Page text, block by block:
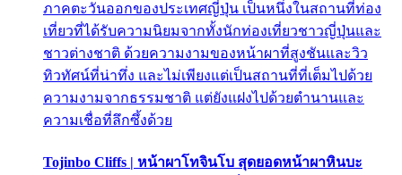
ภาคตะวันออกของประเทศญี่ปุ่น เป็นหนึ่งในสถานที่ท่อง
เที่ยวที่ได้รับความนิยมจากทั้งนักท่องเที่ยวชาวญี่ปุ่นและ
ชาวต่างชาติ ด้วยความงามของหน้าผาที่สูงชันและวิว
ทิวทัศน์ที่น่าทึ่ง และไม่เพียงแต่เป็นสถานที่ที่เต็มไปด้วย
ความงามจากธรรมชาติ แต่ยังแฝงไปด้วยตำนานและ
ความเชื่อที่ลึกซึ้งด้วย
Tojinbo Cliffs | หน้าผาโทจินโบ สุดยอดหน้าผาหินบะ